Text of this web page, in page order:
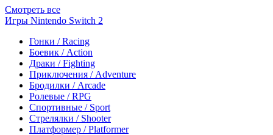
Смотреть все
Игры Nintendo Switch 2
Гонки / Racing
Боевик / Action
Драки / Fighting
Приключения / Adventure
Бродилки / Arcade
Ролевые / RPG
Спортивные / Sport
Стрелялки / Shooter
Платформер / Platformer